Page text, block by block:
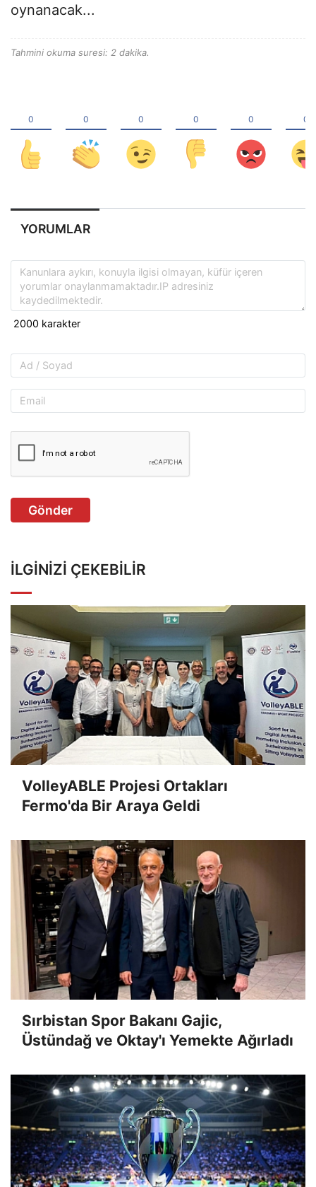
oynanacak...
Tahmini okuma suresi: 2 dakika.
YORUMLAR
Gönder
İLGINIZI ÇEKEBILIR
VolleyABLE Projesi Ortakları
Fermo'da Bir Araya Geldi
Sırbistan Spor Bakanı Gajic,
Üstündağ ve Oktay'ı Yemekte Ağırladı